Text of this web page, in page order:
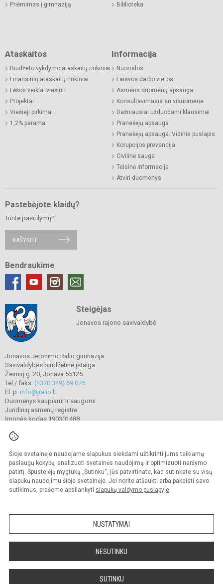
Šioje svetainėje naudojame slapukus siekdami užtikrinti jums teikiamų
paslaugų kokybę, analizuoti svetainės naudojimą ir optimizuoti naršymo
patirtį. Spustelėję mygtuką „Sutinku“, jūs patvirtinate, kad sutinkate su visų
slapukų naudojimu šioje svetainėje. Jei norite atšaukti arba pakeisti savo
sutikimus, prašome apsilankyti slapukų valdymo puslapyje.
NUSTATYMAI
NESUTINKU
SUTINKU
Priėmimas į gimnaziją
Biblioteka
Ataskaitos
Biudžeto vykdymo ataskaitų rinkiniai
Finansinių ataskaitų rinkiniai
Lėšos veiklai viešinti
Projektai
Viešieji pirkimai
1,2% parama
Informacija
Nuorodos
Laisvos darbo vietos
Asmens duomenų apsauga
Konsultavimasis su visuomene
Dažniausiai užduodami klausimai
Pranešėjų apsauga
Pranešėjų apsauga. Vidinis puslapis.
Korupcijos prevencija
Civilinė sauga
Teisinė informacija
Atviri duomenys
Pastebėjote klaidų?
Turite pasiūlymų?
RAŠYKITE
Bendraukime
Steigėjas
Jonavos rajono savivaldybė
Jonavos Jeronimo Ralio gimnazija
Savivaldybės biudžetinė įstaiga
Žeimių g. 20, Jonava 55125
Tel./ faks. (+370 349) 69 075
El. p. info@jralio.lt
Duomenys kaupiami ir saugomi
Juridinių asmenų registre
Įmonės kodas 190301488
© 2023. Jonavos Jeronimo Ralio gimnazija. Visos teisės saugomos.
Kopijuoti turinį be raštiško gimnazijos sutikimo griežtai draudžiama.
Prieinamumo paraiška Slapukų valdymas
Sumanus būdas atnaujinti